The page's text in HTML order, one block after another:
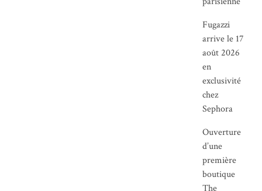
Fugazzi
arrive le 17
août 2026
en
exclusivité
chez
Sephora
Ouverture
d’une
première
boutique
The